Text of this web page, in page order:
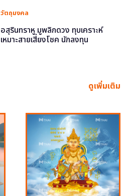
วัตถุมงคล
อสุรินทราหู มูพลิกดวง ทุบเคราะห์
เหมาะสายเสี่ยงโชค นักลงทุน
ดูเพิ่มเติม